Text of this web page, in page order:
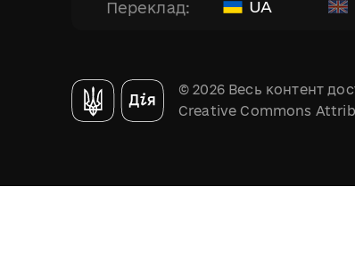
Переклад: UA
© 2026 Весь контент
Creative Commons